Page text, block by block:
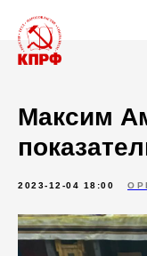
Максим
2023-12-04 18:00